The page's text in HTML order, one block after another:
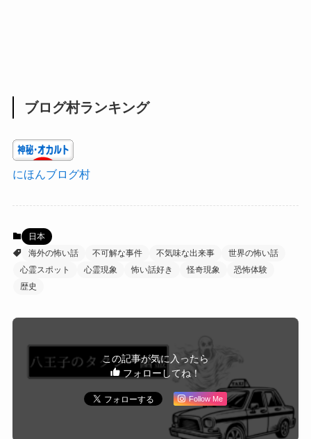
ブログ村ランキング
にほんブログ村
日本
海外の怖い話
不可解な事件 不気味な出来事
世界の怖い話
心霊スポット
心霊現象 怖い話好き 怪奇現象
恐怖体験
歴史
この記事が気に入ったら
フォローしてね！
Follow Me